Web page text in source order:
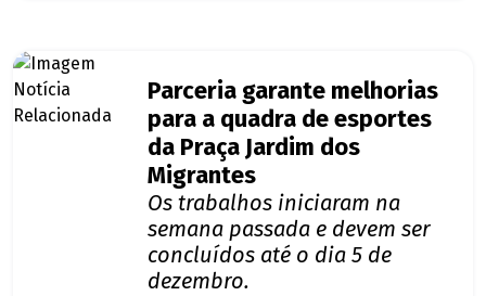
Parceria garante melhorias
para a quadra de esportes
da Praça Jardim dos
Migrantes
Os trabalhos iniciaram na
semana passada e devem ser
concluídos até o dia 5 de
dezembro.